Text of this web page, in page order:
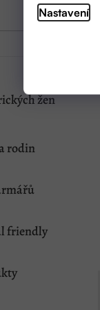
Nastavení
žen
rodin
friendly